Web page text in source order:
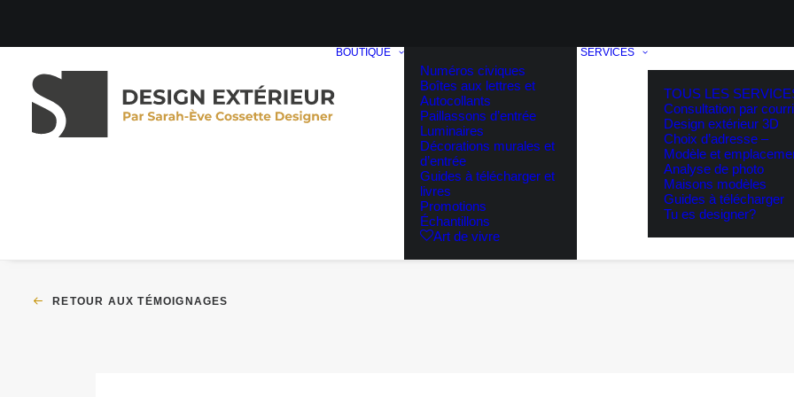
BOUTIQUE
Numéros civiques
Boîtes aux lettres et
Autocollants
Paillassons d’entrée
Luminaires
Décorations murales et
d’entrée
Guides à télécharger et
livres
Promotions
Échantillons
Art de vivre
SERVICES
TOUS LES
Consultation par
Design extérieur 3D
Choix d’adresse –
Modèle et
Analyse de photo
Maisons modèles
Guides à télécharger
Tu es designer?
RETOUR AUX TÉMOIGNAGES